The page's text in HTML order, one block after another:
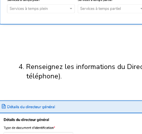
Renseignez les informations du
téléphone).